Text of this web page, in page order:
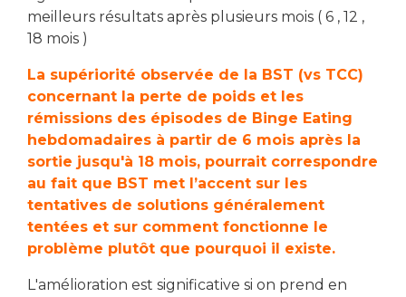
meilleurs résultats après plusieurs mois ( 6 , 12 ,
18 mois )
La supériorité observée de la BST (vs TCC)
concernant la perte de poids et les
rémissions des épisodes de Binge Eating
hebdomadaires à partir de 6 mois après la
sortie jusqu'à 18 mois, pourrait correspondre
au fait que BST met l’accent sur les
tentatives de solutions généralement
tentées et sur comment fonctionne le
problème plutôt que pourquoi il existe.
L'amélioration est significative si on prend en